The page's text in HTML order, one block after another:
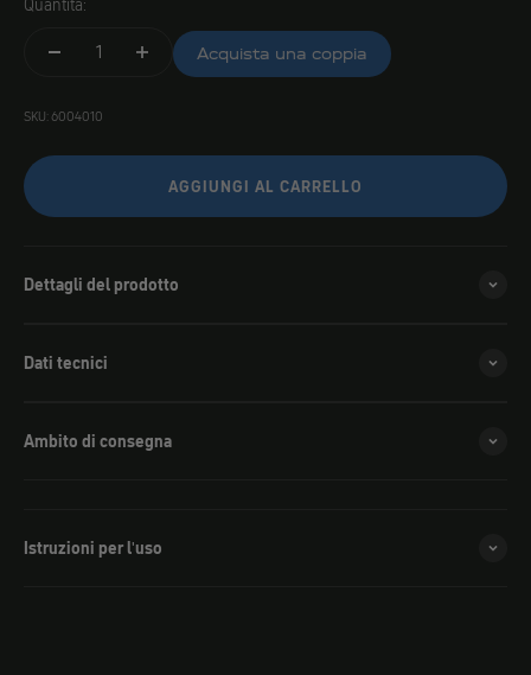
Quantità:
Acquista una coppia
SKU: 6004010
AGGIUNGI AL CARRELLO
Dettagli del prodotto
Dati tecnici
Ambito di consegna
Istruzioni per l'uso